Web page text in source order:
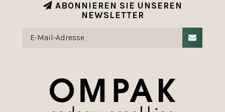
ABONNIEREN SIE UNSEREN
NEWSLETTER